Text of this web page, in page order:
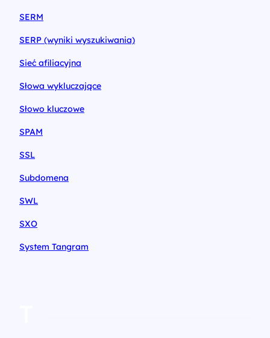
SERM
SERP (wyniki wyszukiwania)
Sieć afiliacyjna
Słowa wykluczające
Słowo kluczowe
SPAM
SSL
Subdomena
SWL
SXO
System Tangram